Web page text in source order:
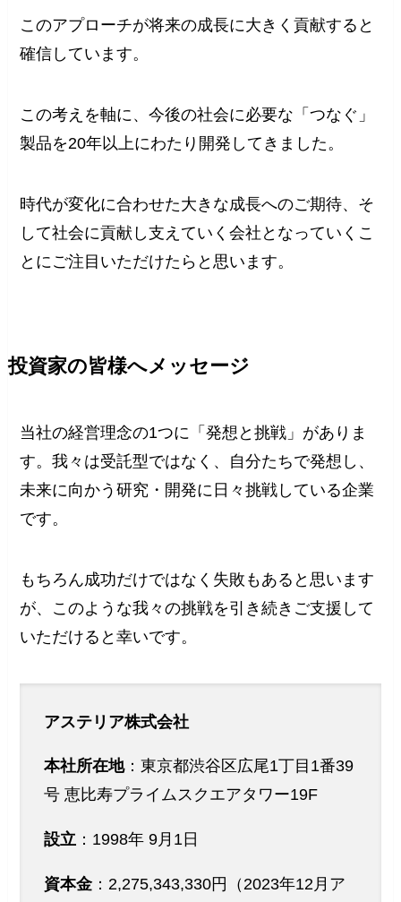
このアプローチが将来の成長に大きく貢献すると
確信しています。
この考えを軸に、今後の社会に必要な「つなぐ」
製品を20年以上にわたり開発してきました。
時代が変化に合わせた大きな成長へのご期待、そ
して社会に貢献し支えていく会社となっていくこ
とにご注目いただけたらと思います。
投資家の皆様へメッセージ
当社の経営理念の1つに「発想と挑戦」がありま
す。我々は受託型ではなく、自分たちで発想し、
未来に向かう研究・開発に日々挑戦している企業
です。
もちろん成功だけではなく失敗もあると思います
が、このような我々の挑戦を引き続きご支援して
いただけると幸いです。
アステリア株式会社
本社所在地：東京都渋谷区広尾1丁目1番39
号 恵比寿プライムスクエアタワー19F
設立 ：1998年 9月1日
資本金 ：2,275,343,330円（2023年12月ア